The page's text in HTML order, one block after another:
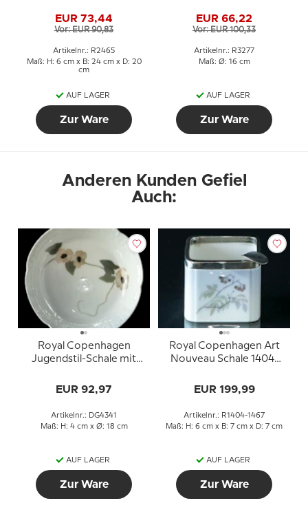
EUR 73,44
Vor: EUR 90,83
Artikelnr.: R2465
Maß: H: 6 cm x B: 24 cm x D: 20
cm
AUF LAGER
Zur Ware
EUR 66,22
Vor: EUR 100,33
Artikelnr.: R3277
Maß: Ø: 16 cm
AUF LAGER
Zur Ware
Anderen Kunden Gefiel
Auch:
Royal Copenhagen
Jugendstil-Schale mit
EUR 92,97
Artikelnr.: DG4341
Maß: H: 4 cm x Ø: 18 cm
AUF LAGER
Zur Ware
Royal Copenhagen Art
Nouveau Schale 1404-
1898-1923
EUR 199,99
Artikelnr.: R1404-1467
Maß: H: 6 cm x B: 7 cm x D: 7 cm
AUF LAGER
Zur Ware